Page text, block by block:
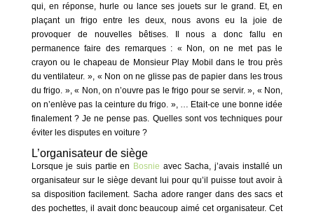
qui, en réponse, hurle ou lance ses jouets sur le grand. Et, en
plaçant un frigo entre les deux, nous avons eu la joie de
provoquer de nouvelles bêtises. Il nous a donc fallu en
permanence faire des remarques : « Non, on ne met pas le
crayon ou le chapeau de Monsieur Play Mobil dans le trou près
du ventilateur. », « Non on ne glisse pas de papier dans les trous
du frigo. », « Non, on n’ouvre pas le frigo pour se servir. », « Non,
on n’enlève pas la ceinture du frigo. », … Etait-ce une bonne idée
finalement ? Je ne pense pas. Quelles sont vos techniques pour
éviter les disputes en voiture ?
L’organisateur de siège
Lorsque je suis partie en Bosnie avec Sacha, j’avais installé un
organisateur sur le siège devant lui pour qu’il puisse tout avoir à
sa disposition facilement. Sacha adore ranger dans des sacs et
des pochettes, il avait donc beaucoup aimé cet organisateur. Cet